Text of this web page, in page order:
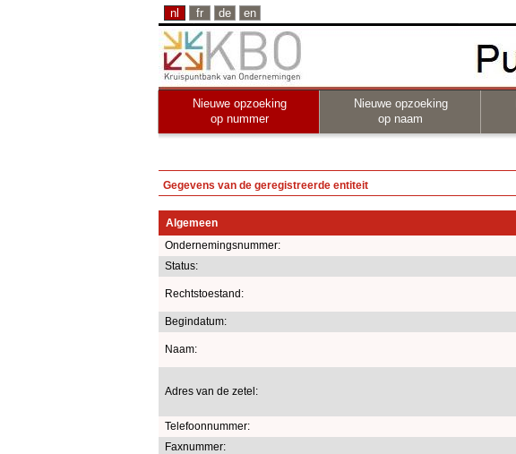
nl fr de en
Nieuwe opzoeking
op nummer
Nieuwe opzoeking
op naam
Gegevens van de geregistreerde entiteit
Algemeen
Ondernemingsnummer:
Status:
Rechtstoestand:
Begindatum:
Naam:
Adres van de zetel:
Telefoonnummer:
Faxnummer: